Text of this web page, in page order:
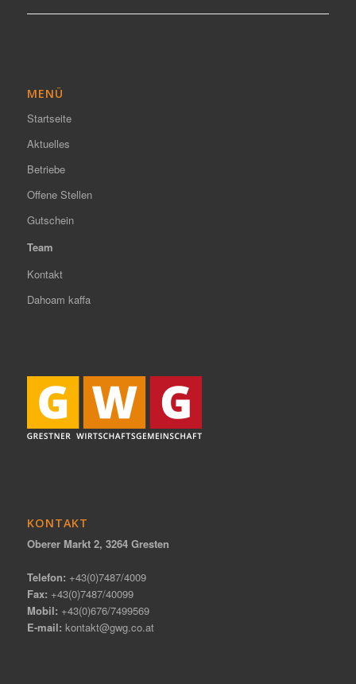
MENÜ
Startseite
Aktuelles
Betriebe
Offene Stellen
Gutschein
Team
Kontakt
Dahoam kaffa
KONTAKT
Oberer Markt 2, 3264 Gresten
Telefon: +43(0)7487/4009
Fax: +43(0)7487/40099
Mobil: +43(0)676/7499569
E-mail: kontakt@gwg.co.at